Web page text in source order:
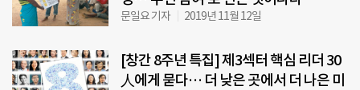
문일요 기자 2019년 11월 12일
[창간 8주년 특집] 제3섹터 핵심 리더 30
人에게 묻다… 더 낮은 곳에서 더 나은 미